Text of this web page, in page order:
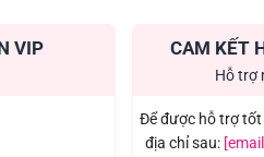
VIP CAM KẾT
Hỗ trợ
Để được hỗ trợ
địa chỉ sau: